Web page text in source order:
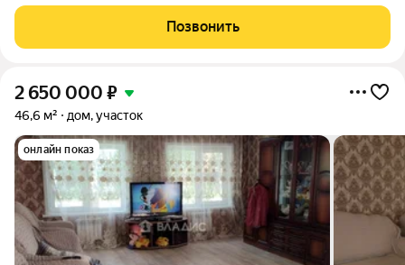
Предлагаю вашему вниманию просторный дом с садом и
удобным подъездом - идеальный
Позвонить
2 650 000 ₽
46,6 м² дом, участок
онлайн показ